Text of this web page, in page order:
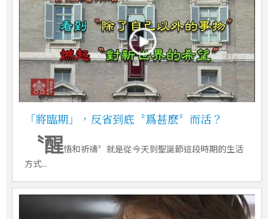
「將臨期」，反省到底〝爲甚麽〞而活？
〝醒悟和祈禱〞就是從今天到聖誕節這段時期的生活
方式...